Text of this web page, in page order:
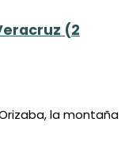
(2
la montaña